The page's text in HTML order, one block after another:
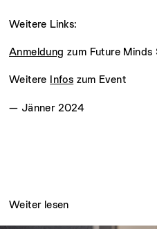
Weitere Links:
Anmeldung zum Future
Weitere Infos zum Event
— Jänner 2024
Weiter lesen